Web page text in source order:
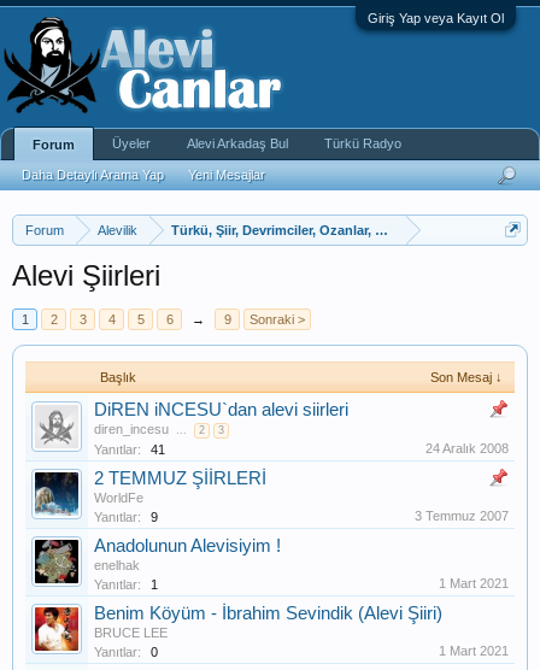
Giriş Yap veya Kayıt Ol
Forum Alevilik Türkü, Şiir, Devrimciler, Ozanlar, Bektaşi Fıkra
Alevi Şiirleri
1 2 3 4 5 6 → 9 Sonraki >
Başlık Son Mesaj ↓
DiREN iNCESU`dan alevi siirleri
diren_incesu ... 2 3
Yanıtlar: 41 24 Aralık 2008
2 TEMMUZ ŞİİRLERİ
WorldFe
Yanıtlar:
9 3 Temmuz 2007
Anadolunun Alevisiyim !
enelhak
Yanıtlar:
1 1 Mart 2021
Benim Köyüm - İbrahim Sevindik (Alevi Şiiri)
BRUCE LEE
Yanıtlar:
0 1 Mart 2021
Forum
Daha Detaylı Arama Yap Yeni Mesajlar
Üyeler Alevi Arkadaş Bul Türkü Radyo